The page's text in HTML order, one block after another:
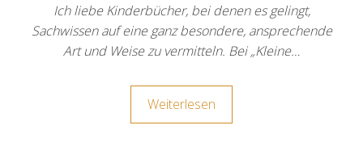
Ich liebe Kinderbücher, bei denen es gelingt,
Sachwissen auf eine ganz besondere, ansprechende
Art und Weise zu vermitteln. Bei „Kleine…
Weiterlesen